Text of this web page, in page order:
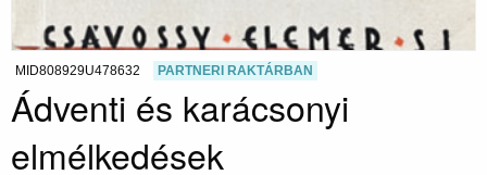
MID808929U478632 PARTNERI RAKTÁRBAN
Ádventi és karácsonyi
elmélkedések